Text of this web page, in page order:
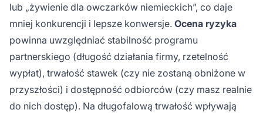
lub „żywienie dla owczarków niemieckich”, co daje
mniej konkurencji i lepsze konwersje. Ocena ryzyka
powinna uwzględniać stabilność programu
partnerskiego (długość działania firmy, rzetelność
wypłat), trwałość stawek (czy nie zostaną obniżone w
przyszłości) i dostępność odbiorców (czy masz realnie
do nich dostęp). Na długofalową trwałość wpływają